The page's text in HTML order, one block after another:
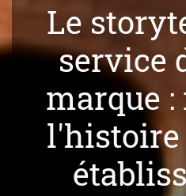
Le
service
marque
l'histoire